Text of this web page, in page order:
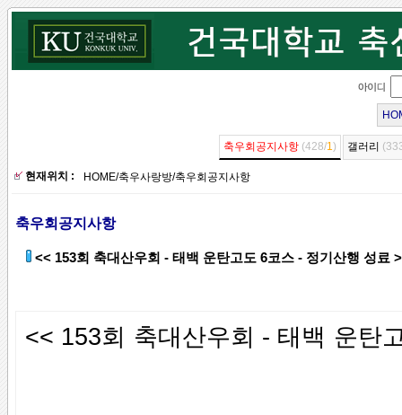
축우회공지사항 (428/1) 갤러리
현재위치 : HOME/축우사랑방/축우회공지사항
축우회공지사항
<< 153회 축대산우회 - 태백 운탄고도 6코스 - 정기산행 성료 >
<< 153회 축대산우회 - 태백